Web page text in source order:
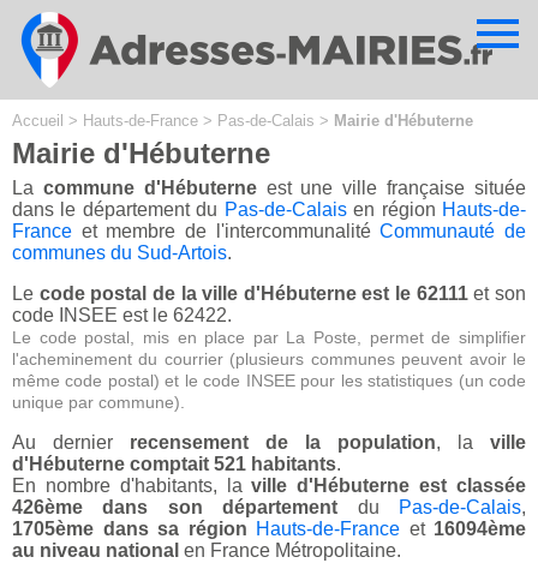
Accueil > Hauts-de-France > Pas-de-Calais > Mairie d'Hébuterne
Mairie d'Hébuterne
La commune d'Hébuterneest une ville française située
dans le département du Pas-de-Calaisen région Hauts-de-
France et membre de l'intercommunalitéCommunauté de
communes du Sud-Artois.
Le code postal de la ville d'Hébuterne est le 62111et son
code INSEE est le 62422.
Le code postal, mis en place par La Poste, permet de simplifier
l'acheminement du courrier (plusieurs communes peuvent avoir le
même code postal) et le code INSEE pour les statistiques (un code
unique par commune).
Au dernier recensement de la population, la ville
d'Hébuterne comptait 521 habitants.
En nombre d'habitants, laville d'Hébuterne est classée
426ème dans son département du Pas-de-Calais,
1705ème dans sa région Hauts-de-France et 16094ème
au niveau national en France Métropolitaine.
Cookies management panel